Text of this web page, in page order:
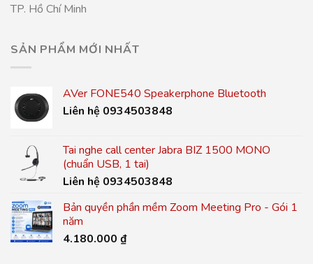
TP. Hồ Chí Minh
SẢN PHẨM MỚI NHẤT
AVer FONE540 Speakerphone Bluetooth
Liên hệ 0934503848
Tai nghe call center Jabra BIZ 1500 MONO
(chuẩn USB, 1 tai)
Liên hệ 0934503848
Bản quyền phần mềm Zoom Meeting Pro - Gói 1
năm
4.180.000 ₫